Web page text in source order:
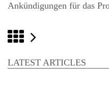
Ankündigungen für das
Zurück
Start
des
LATEST ARTICLES